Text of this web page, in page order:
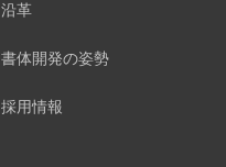
沿革
書体開発の姿勢
採用情報